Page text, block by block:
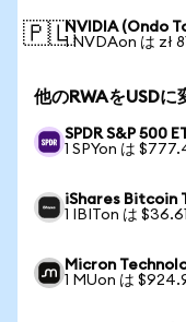
🇵🇱NVIDIA (Ondo
1 NVDAon は zł
他のRWAをUSDに
SPDR S&P 500
1 SPYon は
iShares Bitcoin
1 IBITon は
Micron
1 MUon は